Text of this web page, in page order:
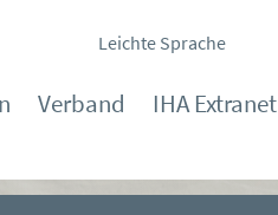
Leichte Sprache
Verband IHA Extranet